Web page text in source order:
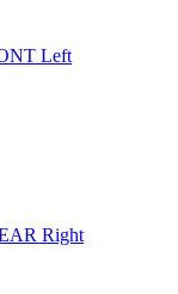
Left
Right